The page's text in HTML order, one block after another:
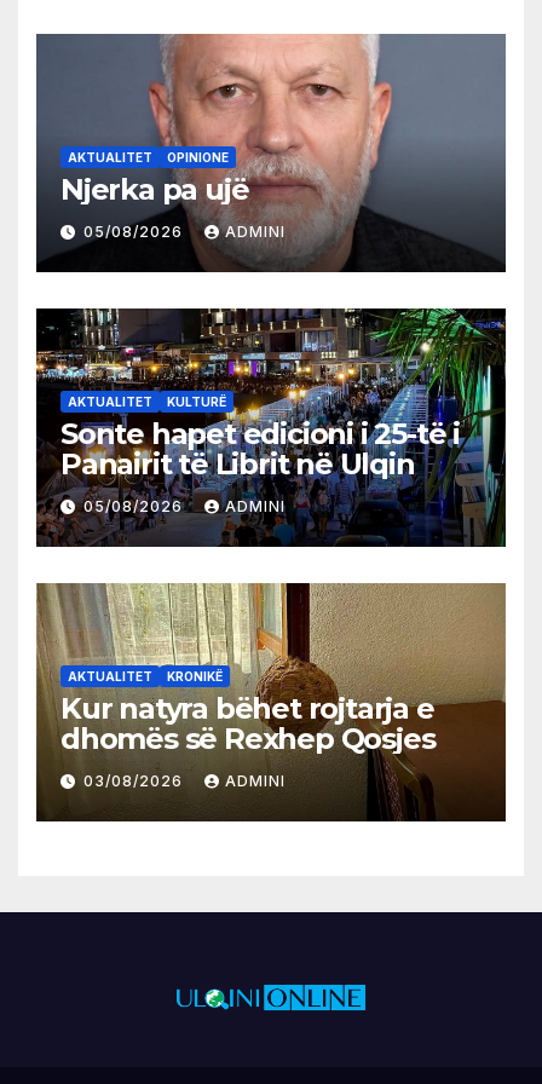
AKTUALITET OPINIONE
Njerka pa ujë
05/08/2026 ADMINI
AKTUALITET KULTURË
Sonte hapet edicioni i 25-të i
Panairit të Librit në Ulqin
05/08/2026 ADMINI
AKTUALITET KRONIKË
Kur natyra bëhet rojtarja e
dhomës së Rexhep Qosjes
03/08/2026 ADMINI